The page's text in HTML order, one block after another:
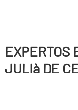
EXPERTOS
JULIà DE